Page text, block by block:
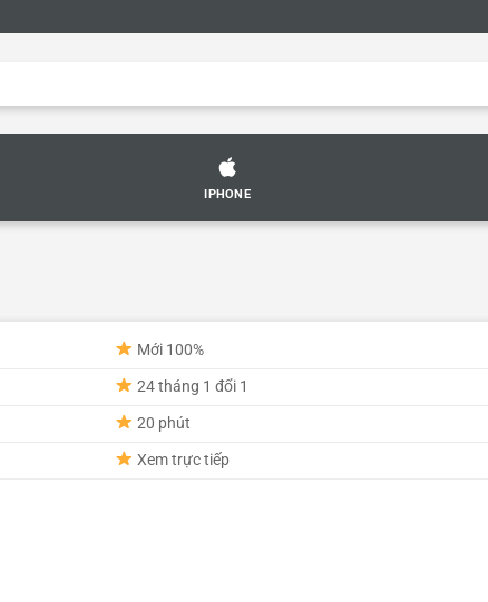
IPHONE
Mới 100%
24 tháng 1 đổi 1
20 phút
Xem trực tiếp